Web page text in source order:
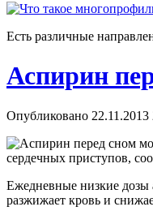
Есть различные
Аспирин
Опубликовано 22.11.2013
сердечных приступов,
Ежедневные низкие дозы
разжижает кровь и